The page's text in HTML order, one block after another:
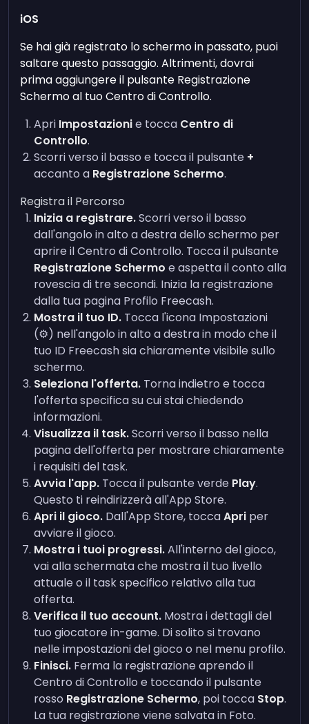
iOS
Se hai già registrato lo schermo in passato, puoi
saltare questo passaggio. Altrimenti, dovrai
prima aggiungere il pulsante Registrazione
Schermo al tuo Centro di Controllo.
Apri Impostazionie tocca Centro di
Controllo.
Scorri verso il basso e tocca il pulsante +
accanto a Registrazione Schermo.
Registra il Percorso
Inizia a registrare.Scorri verso il basso
dall'angolo in alto a destra dello schermo per
aprire il Centro di Controllo. Tocca il pulsante
Registrazione Schermo e aspetta il conto alla
rovescia di tre secondi. Inizia la registrazione
dalla tua pagina Profilo Freecash.
Mostra il tuo ID. Tocca l'icona Impostazioni
(⚙️) nell'angolo in alto a destra in modo che il
tuo ID Freecash sia chiaramente visibile sullo
schermo.
Seleziona l'offerta. Torna indietro e tocca
l'offerta specifica su cui stai chiedendo
informazioni.
Visualizza il task.Scorri verso il basso nella
pagina dell'offerta per mostrare chiaramente
i requisiti del task.
Avvia l'app. Tocca il pulsante verde Play.
Questo ti reindirizzerà all'App Store.
Apri il gioco. Dall'App Store, toccaApri per
avviare il gioco.
Mostra i tuoi progressi.All'interno del gioco,
vai alla schermata che mostra il tuo livello
attuale o il task specifico relativo alla tua
offerta.
Verifica il tuo account. Mostra i dettagli del
tuo giocatore in-game. Di solito si trovano
nelle impostazioni del gioco o nel menu profilo.
Finisci. Ferma la registrazione aprendo il
Centro di Controllo e toccando il pulsante
rosso Registrazione Schermo, poi tocca Stop.
La tua registrazione viene salvata in Foto.